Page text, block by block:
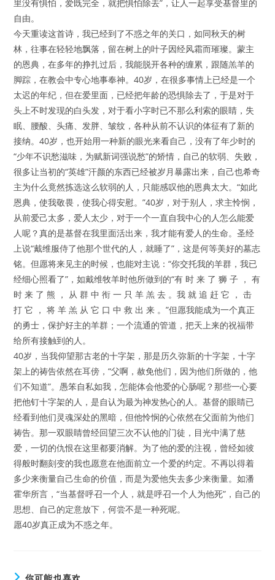
里没有惧怕，爱既完全，就把惧怕除去”，让人一起享受基督里的
自由。
今天重读这首诗，我已经到了不惑之年的关口，如同秋天的树
林，往事在轻轻地飘落，留在树上的叶子因经风霜而璀璨。蒙主
的恩典，在多年的挣扎过后，我能脱开各种的缠累，跟随羔羊的
脚踪，在教会中专心地事奉神。40岁，在很多事情上已经是一个
太迟的年纪，但在爱里面，已经把年龄的恐惧除去了，于是对于
头上不时发现的白头发，对于看小字时已不那么利索的眼睛，失
眠、腰酸、头痛、发胖、皱纹，各种从前不认识的体征有了新的
接纳。40岁，也开始用一种新的眼光来看自己，没有了年少时的
“少年不识愁滋味，为赋新词强说愁”的矫情，自己的软弱、失败，
很多让当初的“英雄”汗颜的东西已经被岁月暴露出来，自己也希奇
主为什么竟然拣选这么软弱的人，只能感叹他的恩典太大。“如此
恩典，使我敬畏，使我心得安慰。”40岁，对于别人，求主怜悯，
从前爱己太多，爱人太少，对于一个一直自我中心的人怎么能爱
人呢？真的是基督在我里面活出来，我才能有爱人的生命。圣经
上说“戴维服侍了他那个世代的人，就睡了”，这是何等美好的墓志
铭。但愿将来见主的时候，也能对主说：“你交托我的羊群，我已
经细心照看了”，如戴维牧羊时他所做到的“有 时 来 了 狮 子 ， 有
时 来 了 熊 ， 从 群 中 衔 一 只 羊 羔 去 。我 就 追 赶 它 ， 击
打 它 ， 将 羊 羔 从 它 口 中 救 出 来 。”但愿我能成为一个真正
的勇士，保护好主的羊群；一个流通的管道，把天上来的祝福带
给所有接触到的人。
40岁，当我仰望那古老的十字架，那是历久弥新的十字架，十字
架上的祷告依然在耳傍，“父啊，赦免他们，因为他们所做的，他
们不知道”。愚笨自私如我，怎能体会他爱的心肠呢？那些一心要
把他钉十字架的人，是自认为最为神发热心的人。基督的眼睛已
经看到他们灵魂深处的黑暗，但他怜悯的心依然在父面前为他们
祷告。那一双眼睛曾经回望三次不认他的门徒，目光中满了慈
爱，一切的仇恨在这里都要消解。为了他的爱的注视，曾经如彼
得般时翻刻变的我也愿意在他面前立一个爱的约定。不再以得着
多少来衡量自己生命的价值，而是为爱他失去多少来衡量。如潘
霍华所言，“当基督呼召一个人，就是呼召一个人为他死”，自己的
思想、自己的定意放下，何尝不是一种死呢。
愿40岁真正成为不惑之年。